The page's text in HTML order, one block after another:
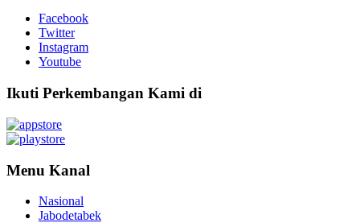
Facebook
Twitter
Instagram
Youtube
Ikuti Perkembangan Kami di
Menu Kanal
Nasional
Jabodetabek